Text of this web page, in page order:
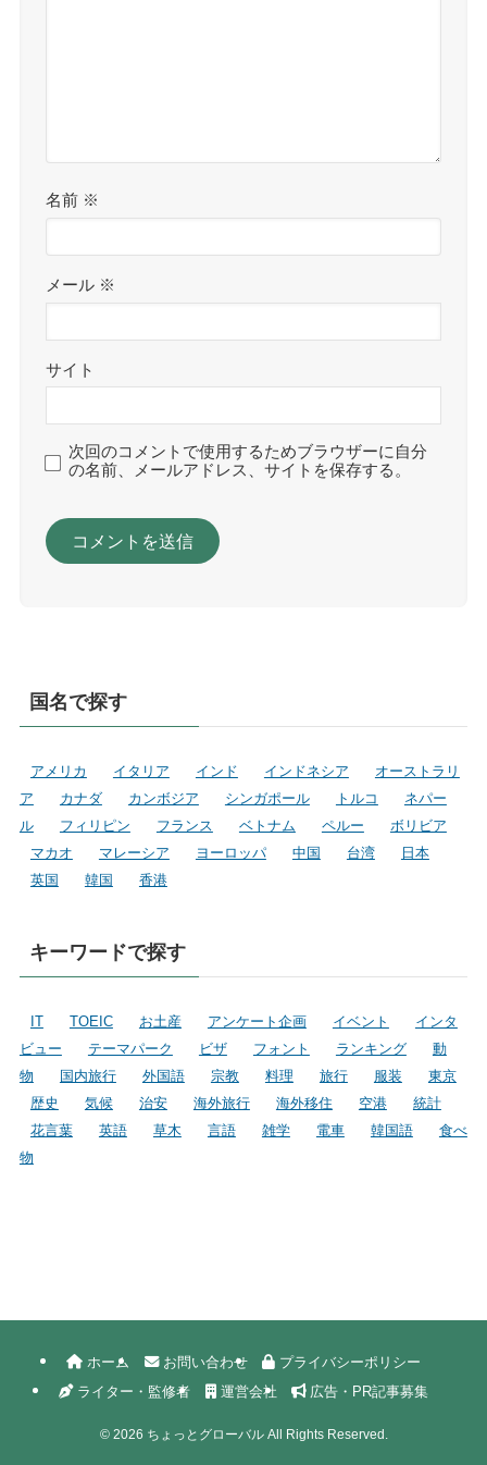
名前 ※
メール ※
サイト
次回のコメントで使用するためブラウザーに自分
の名前、メールアドレス、サイトを保存する。
国名で探す
アメリカ イタリア インド インドネシア
オーストラリ
ア
カナダ カンボジア シンガポール トルコ
ネパー
ル
フィリピン フランス ベトナム ペルー
ボリビア
マカオ
マレーシア ヨーロッパ 中国 台湾
日本
英国
韓国 香港
キーワードで探す
IT TOEIC お土産 アンケート企画 イベント
インタ
ビュー
テーマパーク ビザ フォント ランキング
動
物
国内旅行 外国語 宗教 料理 旅行 服装
東京
歴史
気候 治安 海外旅行 海外移住 空港
統計
花言葉
英語 草木 言語 雑学 電車 韓国語
食べ
物
ホーム お問い合わせ
プライバシーポリシー
ライター・監修者
運営会社 広告・PR記事募集
©2026 ちょっとグローバル All Rights Reserved.